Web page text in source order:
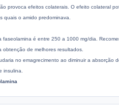
provoca efeitos colaterais. O efeito colateral
quais o amido predominava.
faseolamina é entre 250 a 1000 mg/dia.
obtenção de melhores resultados.
no emagrecimento ao diminuir a
insulina.